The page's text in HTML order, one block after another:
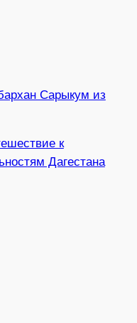
Сарыкум из
к
Дагестана